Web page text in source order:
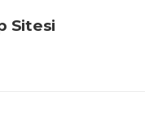
Sitesi